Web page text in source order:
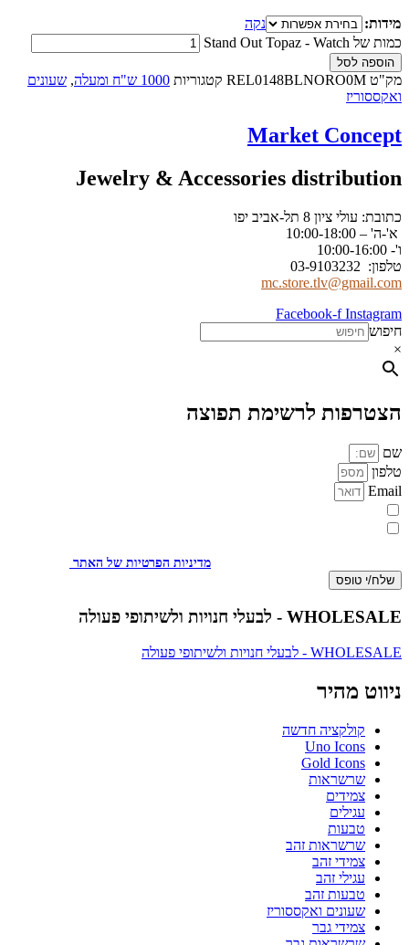
מידות:
נקה
כמות של Stand Out Topaz - Watch
הוספה לסל
מק"ט REL0148BLNORO0M קטגוריות 1000 ש"ח ומעלה , שעונים
ואקססוריז
Market Concept
Jewelry & Accessories distribution
כתובת: עולי ציון 8 תל-אביב יפו
א'-ה' – 10:00-18:00
ו'- 10:00-16:00
טלפון: 03-9103232
mc.store.tlv@gmail.com
Facebook-f Instagram
חיפוש
×
הצטרפות לרשימת תפוצה
שם
טלפון
Email
מדיניות הפרטיות של האתר
שלח/י טופס
WHOLESALE - לבעלי חנויות ולשיתופי פעולה
WHOLESALE - לבעלי חנויות ולשיתופי פעולה
ניווט מהיר
קולקציה חדשה
Uno Icons
Gold Icons
שרשראות
צמידים
עגילים
טבעות
שרשראות זהב
צמידי זהב
עגילי זהב
טבעות זהב
שעונים ואקססוריז
צמידי גבר